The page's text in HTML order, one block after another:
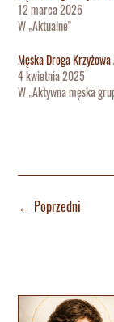
12 marca 2026
W „Aktualne"
Męska Droga
4 kwietnia 2025
W „Aktywna męska
← Poprzedni